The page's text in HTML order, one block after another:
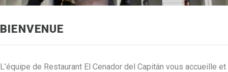
BIENVENUE
L’équipe de Restaurant El Cenador del Capitán vous accueille et